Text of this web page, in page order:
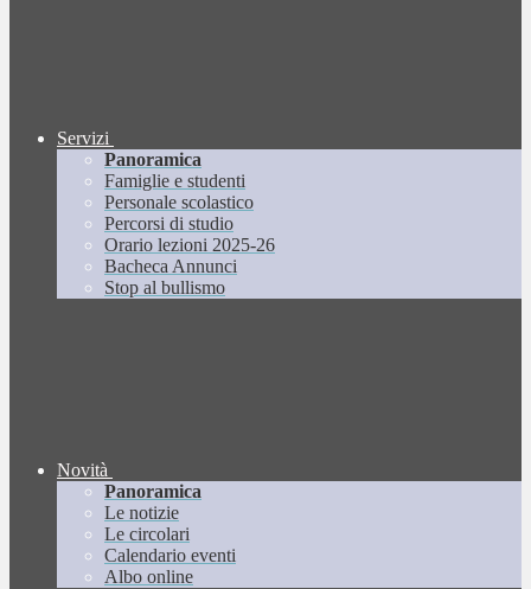
Servizi
Panoramica
Famiglie e studenti
Personale scolastico
Percorsi di studio
Orario lezioni 2025-26
Bacheca Annunci
Stop al bullismo
Novità
Panoramica
Le notizie
Le circolari
Calendario eventi
Albo online